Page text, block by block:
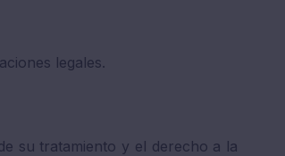
legales.
su tratamiento y el derecho a la